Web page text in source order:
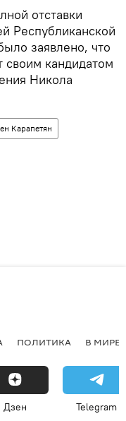
отставки
Республиканской
заявлено, что
кандидатом
Никола
Карапетян
ПОЛИТИКА В МИРЕ
Дзен Telegram